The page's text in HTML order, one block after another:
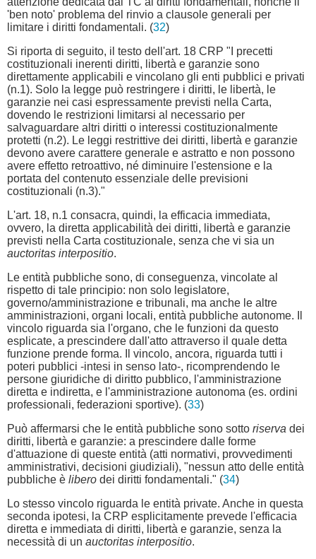
'ben noto' problema del rinvio a clausole generali per
limitare i diritti fondamentali. (32)
Si riporta di seguito, il testo dell'art. 18 CRP "I precetti
costituzionali inerenti diritti, libertà e garanzie sono
direttamente applicabili e vincolano gli enti pubblici e privati
(n.1). Solo la legge può restringere i diritti, le libertà, le
garanzie nei casi espressamente previsti nella Carta,
dovendo le restrizioni limitarsi al necessario per
salvaguardare altri diritti o interessi costituzionalmente
protetti (n.2). Le leggi restrittive dei diritti, libertà e garanzie
devono avere carattere generale e astratto e non possono
avere effetto retroattivo, né diminuire l'estensione e la
portata del contenuto essenziale delle previsioni
costituzionali (n.3)."
L'art. 18, n.1 consacra, quindi, la efficacia immediata,
ovvero, la diretta applicabilità dei diritti, libertà e garanzie
previsti nella Carta costituzionale, senza che vi sia un
auctoritas interpositio.
Le entità pubbliche sono, di conseguenza, vincolate al
rispetto di tale principio: non solo legislatore,
governo/amministrazione e tribunali, ma anche le altre
amministrazioni, organi locali, entità pubbliche autonome. Il
vincolo riguarda sia l'organo, che le funzioni da questo
esplicate, a prescindere dall'atto attraverso il quale detta
funzione prende forma. Il vincolo, ancora, riguarda tutti i
poteri pubblici -intesi in senso lato-, ricomprendendo le
persone giuridiche di diritto pubblico, l'amministrazione
diretta e indiretta, e l'amministrazione autonoma (es. ordini
professionali, federazioni sportive). (33)
Può affermarsi che le entità pubbliche sono sotto riserva dei
diritti, libertà e garanzie: a prescindere dalle forme
d'attuazione di queste entità (atti normativi, provvedimenti
amministrativi, decisioni giudiziali), "nessun atto delle entità
pubbliche è libero dei diritti fondamentali." (34)
Lo stesso vincolo riguarda le entità private. Anche in questa
seconda ipotesi, la CRP esplicitamente prevede l'efficacia
diretta e immediata di diritti, libertà e garanzie, senza la
necessità di un auctoritas interpositio.